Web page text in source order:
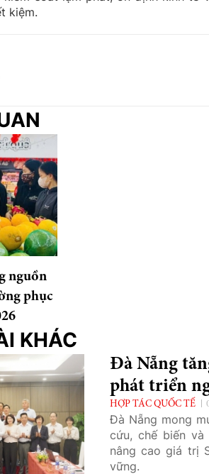
kiệm.
nguồn
phục
KHÁC
Đà Nẵng
phát triển
HỢP TÁC QUỐC TẾ
Đà Nẵng mong
cứu, chế biến
nâng cao giá trị
vững.